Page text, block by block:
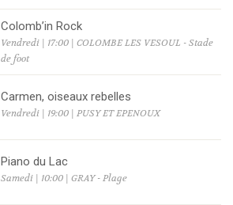
Colomb’in Rock
Vendredi | 17:00 | COLOMBE LES VESOUL - Stade
de foot
Carmen, oiseaux rebelles
Vendredi | 19:00 | PUSY ET EPENOUX
Piano du Lac
Samedi | 10:00 | GRAY - Plage